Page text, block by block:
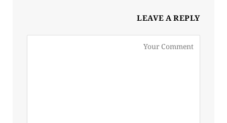
LEAVE A REPLY